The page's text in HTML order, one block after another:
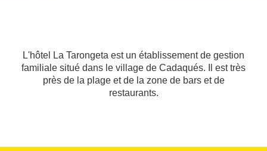
L'hôtel La Tarongeta est un établissement de gestion
familiale situé dans le village de Cadaqués. Il est très
près de la plage et de la zone de bars et de
restaurants.